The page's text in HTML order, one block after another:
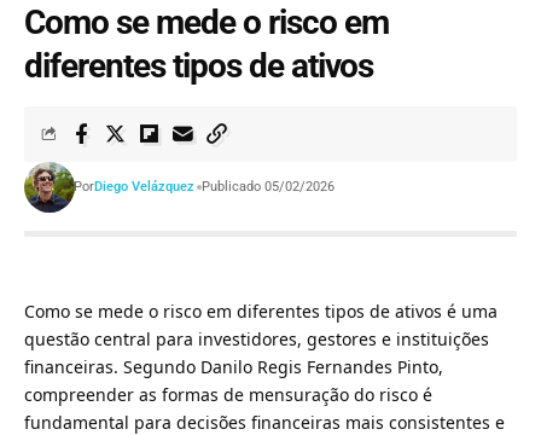
Como se mede o risco em
diferentes tipos de ativos
PorDiego Velázquez Publicado 05/02/2026
Como se mede o risco em diferentes tipos de ativos é uma
questão central para investidores, gestores e instituições
financeiras. Segundo Danilo Regis Fernandes Pinto,
compreender as formas de mensuração do risco é
fundamental para decisões financeiras mais consistentes e